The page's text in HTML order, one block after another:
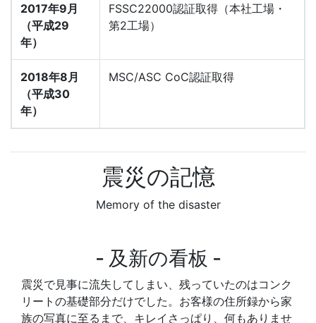
2017年9月
（平成29
年）
FSSC22000認証取得（本社工場・
第2工場）
2018年8月
（平成30
年）
MSC/ASC CoC認証取得
震災の記憶
Memory of the disaster
‐ 及新の看板 ‐
震災で見事に流失してしまい、残っていたのはコンク
リートの基礎部分だけでした。お客様の住所録から家
族の写真に至るまで、キレイさっぱり、何もありませ